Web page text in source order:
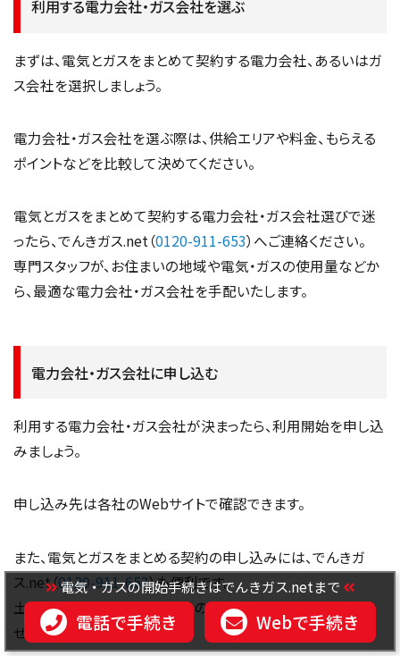
利用する電力会社・ガス会社を選ぶ
まずは、電気とガスをまとめて契約する電力会社、あるいはガ
ス会社を選択しましょう。
電力会社・ガス会社を選ぶ際は、供給エリアや料金、もらえる
ポイントなどを比較して決めてください。
電気とガスをまとめて契約する電力会社・ガス会社選びで迷
ったら、でんきガス.net（0120-911-653）へご連絡ください。
専門スタッフが、お住まいの地域や電気・ガスの使用量などか
ら、最適な電力会社・ガス会社を手配いたします。
電力会社・ガス会社に申し込む
利用する電力会社・ガス会社が決まったら、利用開始を申し込
みましょう。
申し込み先は各社のWebサイトで確認できます。
また、電気とガスをまとめる契約の申し込みには、でんきガ
ス.net（0120-911-653）も便利です。
土・日・祝日も受け付けているので、平日は忙しいという方は
ぜひご利用ください。
電気・ガスの開始手続きはでんきガス.netまで
電話で手続き Webで手続き